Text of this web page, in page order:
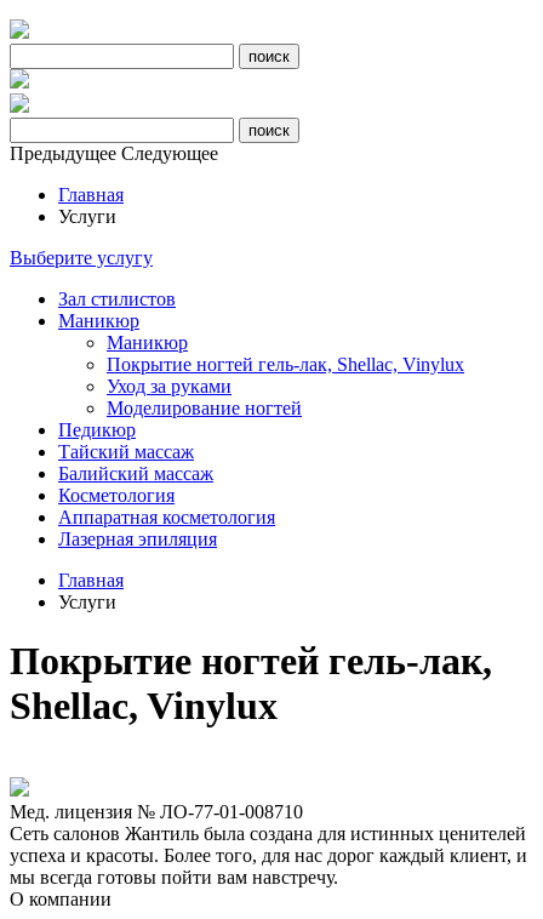
Предыдущее Следующее
Главная
Услуги
Выберите услугу
Зал стилистов
Маникюр
Маникюр
Покрытие ногтей гель-лак, Shellac, Vinylux
Уход за руками
Моделирование ногтей
Педикюр
Тайский массаж
Балийский массаж
Косметология
Аппаратная косметология
Лазерная эпиляция
Главная
Услуги
Покрытие ногтей гель-лак,
Shellac, Vinylux
Мед. лицензия № ЛО-77-01-008710
Сеть салонов Жантиль была создана для истинных ценителей
успеха и красоты. Более того, для нас дорог каждый клиент, и
мы всегда готовы пойти вам навстречу.
О компании